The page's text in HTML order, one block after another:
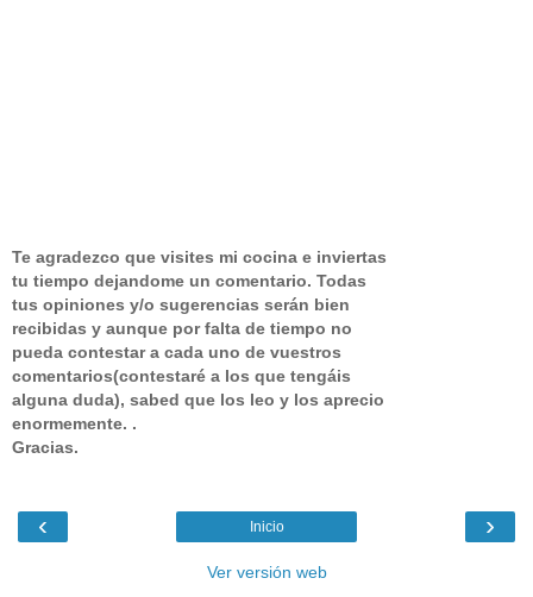
Te agradezco que visites mi cocina e inviertas
tu tiempo dejandome un comentario. Todas
tus opiniones y/o sugerencias serán bien
recibidas y aunque por falta de tiempo no
pueda contestar a cada uno de vuestros
comentarios(contestaré a los que tengáis
alguna duda), sabed que los leo y los aprecio
enormemente. .
Gracias.
‹ ›
Inicio
Ver versión web